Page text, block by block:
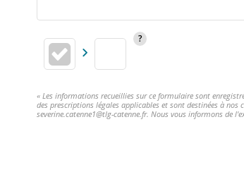
« Les informations recueillies sur ce formulaire sont
des prescriptions légales applicables et sont destinées à nos
severine.catenne1@tlg-catenne.fr. Nous vous informons de